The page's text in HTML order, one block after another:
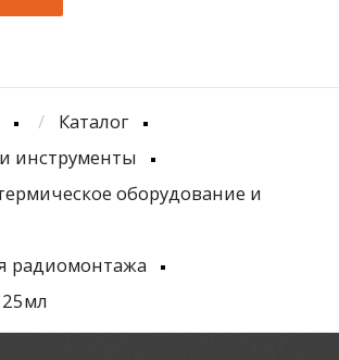
Каталог
инструменты
оборудование и
радиомонтажа